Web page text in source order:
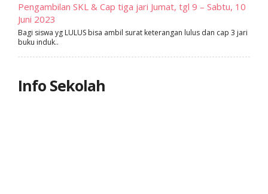
Pengambilan SKL & Cap tiga jari Jumat, tgl 9 – Sabtu, 10
Juni 2023
Bagi siswa yg LULUS bisa ambil surat keterangan lulus dan cap 3 jari
buku induk..
Info Sekolah